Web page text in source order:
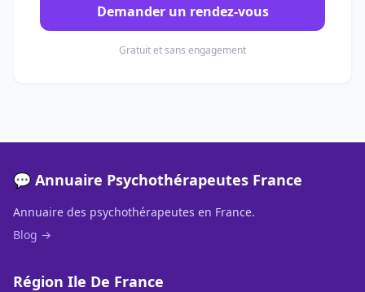
Demander un rendez-vous
Gratuit et sans engagement
💬 Annuaire Psychothérapeutes France
Annuaire des psychothérapeutes en France.
Blog →
Région Ile De France